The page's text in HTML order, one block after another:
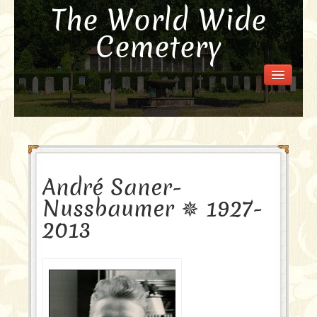
The World Wide
Cemetery
Welcome
Visit the Cemetery
How it Works
Purchase a Memorial
André Saner-
Nussbaumer ✵ 1927-
2013